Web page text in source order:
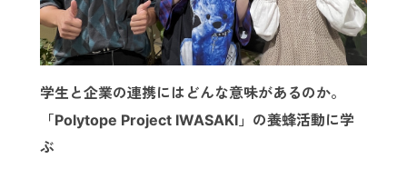
学生と企業の連携にはどんな意味があるのか。
「Polytope Project IWASAKI」の養蜂活動に学
ぶ